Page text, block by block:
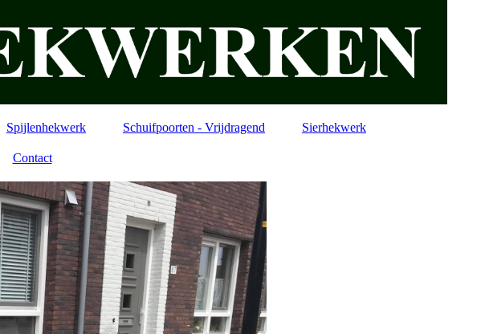
Spijlenhekwerk Schuifpoorten - Vrijdragend Sierhekwerk
Contact